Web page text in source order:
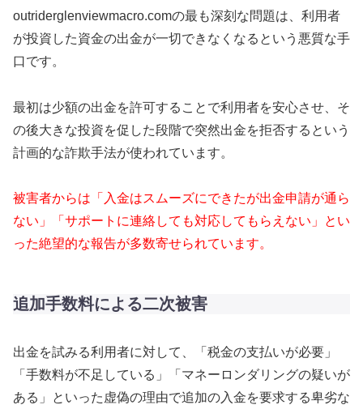
outriderglenviewmacro.comの最も深刻な問題は、利用者
が投資した資金の出金が一切できなくなるという悪質な手
口です。
最初は少額の出金を許可することで利用者を安心させ、そ
の後大きな投資を促した段階で突然出金を拒否するという
計画的な詐欺手法が使われています。
被害者からは「入金はスムーズにできたが出金申請が通ら
ない」「サポートに連絡しても対応してもらえない」とい
った絶望的な報告が多数寄せられています。
追加手数料による二次被害
出金を試みる利用者に対して、「税金の支払いが必要」
「手数料が不足している」「マネーロンダリングの疑いが
ある」といった虚偽の理由で追加の入金を要求する卑劣な